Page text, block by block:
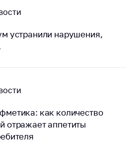
лиц
устранили нарушения,
как количество
отражает аппетиты